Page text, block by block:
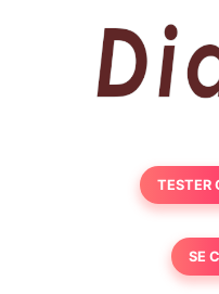
TESTER
SE